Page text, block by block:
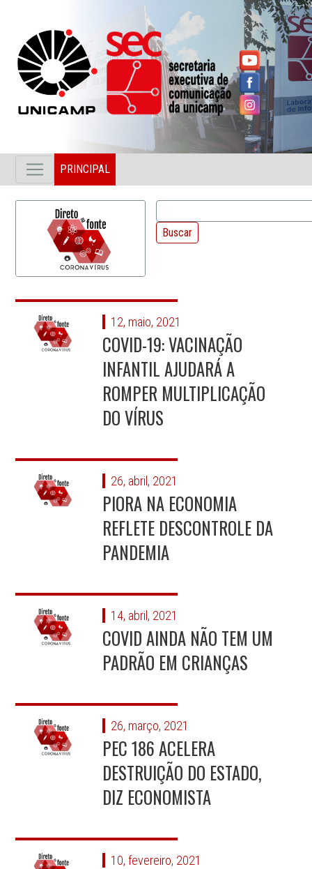
PRINCIPAL
12, maio, 2021
COVID-19: VACINAÇÃO
INFANTIL AJUDARÁ A
ROMPER MULTIPLICAÇÃO
DO VÍRUS
26, abril, 2021
PIORA NA ECONOMIA
REFLETE DESCONTROLE DA
PANDEMIA
14, abril, 2021
COVID AINDA NÃO TEM UM
PADRÃO EM CRIANÇAS
26, março, 2021
PEC 186 ACELERA
DESTRUIÇÃO DO ESTADO,
DIZ ECONOMISTA
10, fevereiro, 2021